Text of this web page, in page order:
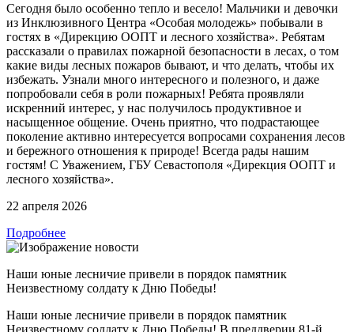
Сегодня было особенно тепло и весело! Мальчики и девочки
из Инклюзивного Центра «Особая молодежь» побывали в
гостях в «Дирекцию ООПТ и лесного хозяйства». Ребятам
рассказали о правилах пожарной безопасности в лесах, о том
какие виды лесных пожаров бывают, и что делать, чтобы их
избежать. Узнали много интересного и полезного, и даже
попробовали себя в роли пожарных! Ребята проявляли
искренний интерес, у нас получилось продуктивное и
насыщенное общение. Очень приятно, что подрастающее
поколение активно интересуется вопросами сохранения лесов
и бережного отношения к природе! Всегда рады нашим
гостям! С Уважением, ГБУ Севастополя «Дирекция ООПТ и
лесного хозяйства».
22 апреля 2026
Подробнее
Наши юные лесничие привели в порядок памятник
Неизвестному солдату к Дню Победы!
Наши юные лесничие привели в порядок памятник
Неизвестному солдату к Дню Победы! В преддверии 81-й